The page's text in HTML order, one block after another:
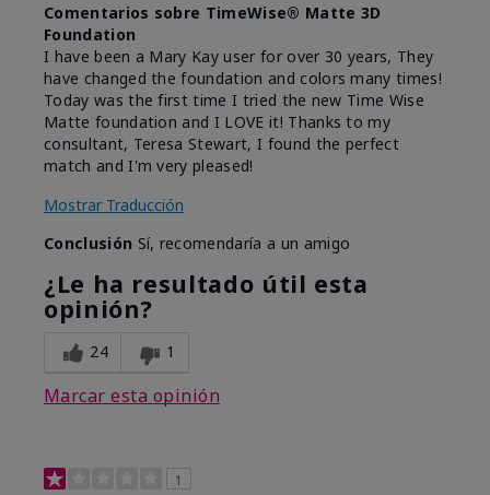
Comentarios sobre TimeWise® Matte 3D
Foundation
I have been a Mary Kay user for over 30 years, They
have changed the foundation and colors many times!
Today was the first time I tried the new Time Wise
Matte foundation and I LOVE it! Thanks to my
consultant, Teresa Stewart, I found the perfect
match and I'm very pleased!
Mostrar Traducción
Conclusión Sí, recomendaría a un amigo
¿Le ha resultado útil esta
opinión?
24 1
Marcar esta opinión
1